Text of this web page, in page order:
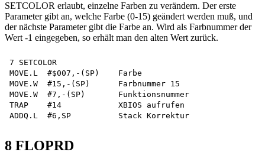
SETCOLOR erlaubt, einzelne Farben zu verändern. Der erste
Parameter gibt an, welche Farbe (0-15) geändert werden muß, und
der nächste Parameter gibt die Farbe an. Wird als Farbnummer der
Wert -1 eingegeben, so erhält man den alten Wert zurück.
7 SETCOLOR
MOVE.L  #$007,-(SP)    Farbe
MOVE.W  #15,-(SP)      Farbnummer 15
MOVE.W  #7,-(SP)       Funktionsnummer
TRAP    #14            XBIOS aufrufen
8 FLOPRD